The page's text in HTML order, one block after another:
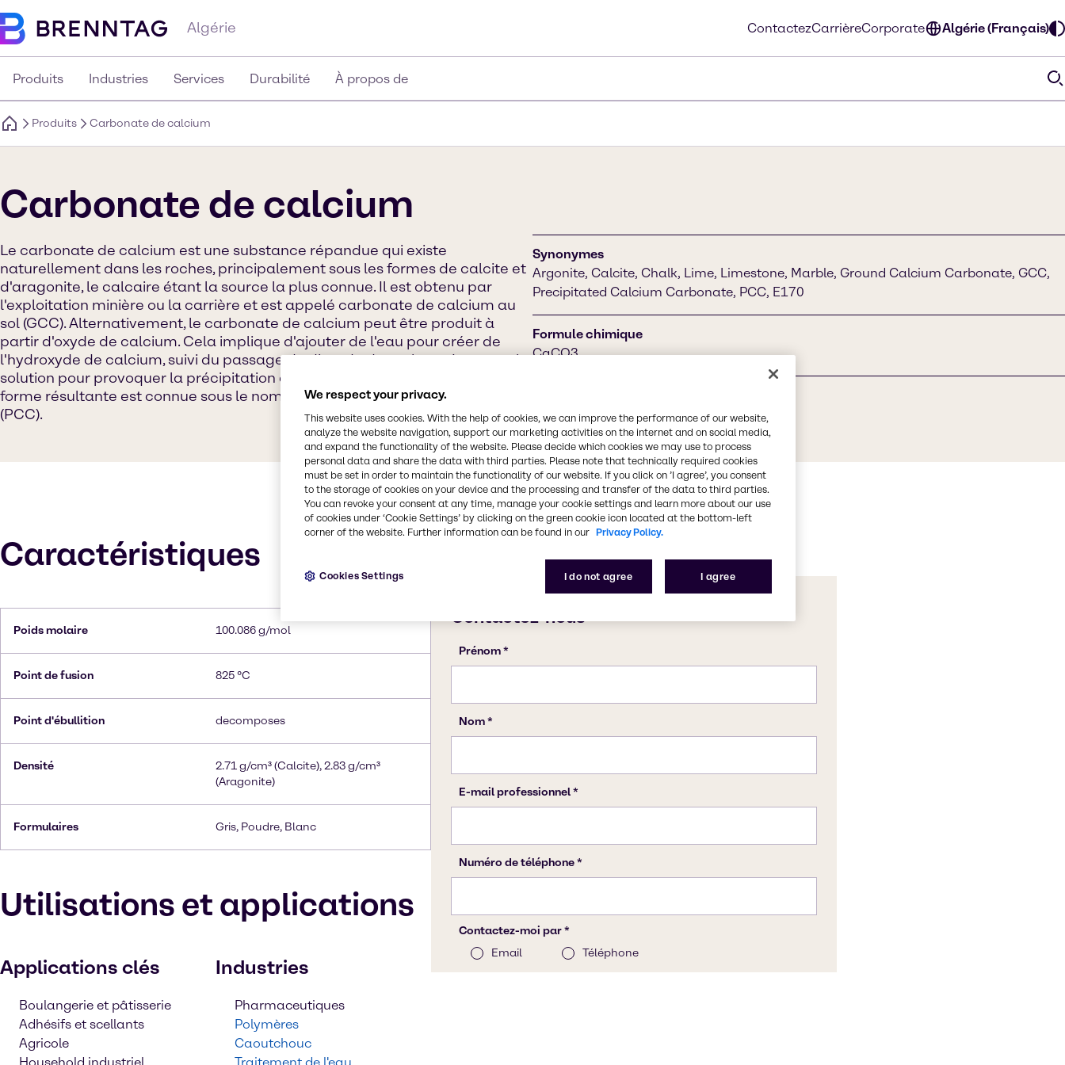
Algérie ContactezCarrièreCorporate Algérie (Français)
Produits Industries Services Durabilité À propos de
Produits Carbonate de calcium
Carbonate de calcium
Le carbonate de calcium est une substance répandue qui existe
naturellement dans les roches, principalement sous les formes de calcite et
d'aragonite, le calcaire étant la source la plus connue. Il est obtenu par
l'exploitation minière ou la carrière et est appelé carbonate de calcium au
sol (GCC). Alternativement, le carbonate de calcium peut être produit à
partir d'oxyde de calcium. Cela implique d'ajouter de l'eau pour créer de
l'hydroxyde de calcium, suivi du passage du dioxyde de carbone à travers la
solution pour provoquer la précipitation du carbonate de calcium. Cette
forme résultante est connue sous le nom de carbonate de calcium précipité
(PCC).
Synonymes
Argonite, Calcite, Chalk, Lime, Limestone, Marble, Ground Calcium Carbonate, GCC,
Precipitated Calcium Carbonate, PCC, E170
Formule chimique
CaCO3
471-34-1
Caractéristiques
Poids molaire 100.086 g/mol
Point de fusion 825 °C
Point d'ébullition decomposes
Densité
2.71 g/cm³ (Calcite), 2.83 g/cm³
(Aragonite)
Formulaires Gris, Poudre, Blanc
Utilisations et applications
Applications clés
Boulangerie et pâtisserie
Adhésifs et scellants
Agricole
Industries
Pharmaceutiques
Polymères
Caoutchouc
We respect your privacy.
This website uses cookies. With the help of cookies, we can improve the performance of our website,
analyze the website navigation, support our marketing activities on the internet and on social media,
and expand the functionality of the website. Please decide which cookies we may use to process
personal data and share the data with third parties. Please note that technically required cookies
must be set in order to maintain the functionality of our website. If you click on ’I agree’, you consent
to the storage of cookies on your device and the processing and transfer of the data to third parties.
You can revoke your consent at any time, manage your cookie settings and learn more about our use
of cookies under ‘Cookie Settings’ by clicking on the green cookie icon located at the bottom-left
corner of the website. Further information can be found in our Privacy Policy.
I do not agree I agree
Cookies Settings